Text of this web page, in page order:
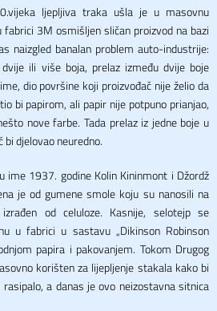
ljepljiva traka ušla je u masovnu
fabrici 3M osmišljen sličan proizvod na bazi
naizgled banalan problem auto-industrije:
ili više boja, prelaz između dvije boje
dio površine koji proizvođač nije želio da
bi papirom, ali papir nije potpuno prianjao,
nove farbe. Tada prelaz iz jedne boje u
bi djelovao neuredno.
ime 1937. godine Kolin Kininmont i Džordž
je od gumene smole koju su nanosili na
od celuloze. Kasnije, selotejp se
u fabrici u sastavu „Dikinson Robinson
papira i pakovanjem. Tokom Drugog
korišten za lijepljenje stakala kako bi
a danas je ovo neizostavna sitnica